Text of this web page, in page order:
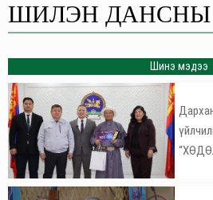
ШИЛЭН ДАНСНЫ
Шинэ мэдээ